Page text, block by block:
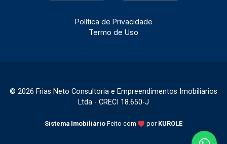
Política de Privacidade
Termo de Uso
© 2026 Frias Neto Consultoria e Empreendimentos Imobiliarios
Ltda - CRECI 18.650-J
Sistema Imobiliário Feito com por KUROLE